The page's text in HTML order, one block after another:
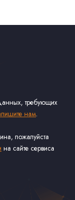
требующих
нам.
пожалуйста
на сайте сервиса